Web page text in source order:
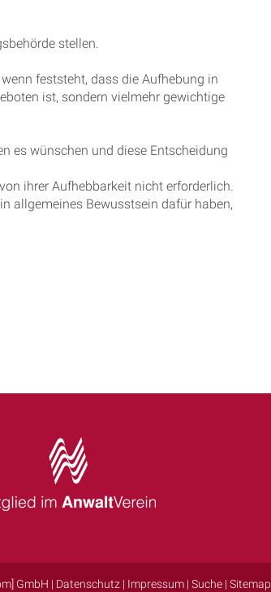
stellen.
feststeht, dass die Aufhebung in
ist, sondern vielmehr gewichtige
es wünschen und diese Entscheidung
ihrer Aufhebbarkeit nicht erforderlich.
allgemeines Bewusstsein dafür haben,
GmbH | Datenschutz | Impressum| Suche| Sitemap